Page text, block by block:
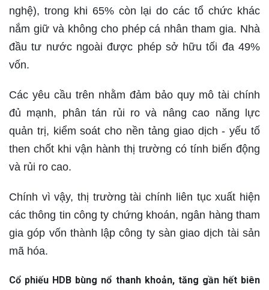
nghệ), trong khi 65% còn lại do các tổ chức khác
nắm giữ và không cho phép cá nhân tham gia. Nhà
đầu tư nước ngoài được phép sở hữu tối đa 49%
vốn.
Các yêu cầu trên nhằm đảm bảo quy mô tài chính
đủ mạnh, phân tán rủi ro và nâng cao năng lực
quản trị, kiểm soát cho nền tảng giao dịch - yếu tố
then chốt khi vận hành thị trường có tính biến động
và rủi ro cao.
Chính vì vậy, thị trường tài chính liên tục xuất hiện
các thông tin công ty chứng khoán, ngân hàng tham
gia góp vốn thành lập công ty sàn giao dịch tài sản
mã hóa.
Cổ phiếu HDB bùng nổ thanh khoản, tăng gần hết biên